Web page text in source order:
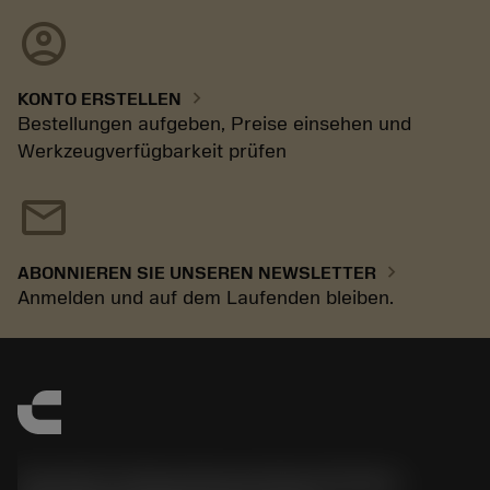
account_circle
KONTO ERSTELLEN chevron_right
Bestellungen aufgeben, Preise einsehen und
Werkzeugverfügbarkeit prüfen
mail
ABONNIEREN SIE UNSEREN NEWSLETTER chevron_right
Anmelden und auf dem Laufenden bleiben.